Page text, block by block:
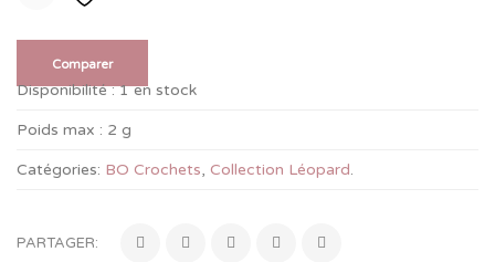
Comparer
Disponibilité : 1 en stock
Poids max : 2 g
Catégories: BO Crochets, Collection Léopard.
PARTAGER: